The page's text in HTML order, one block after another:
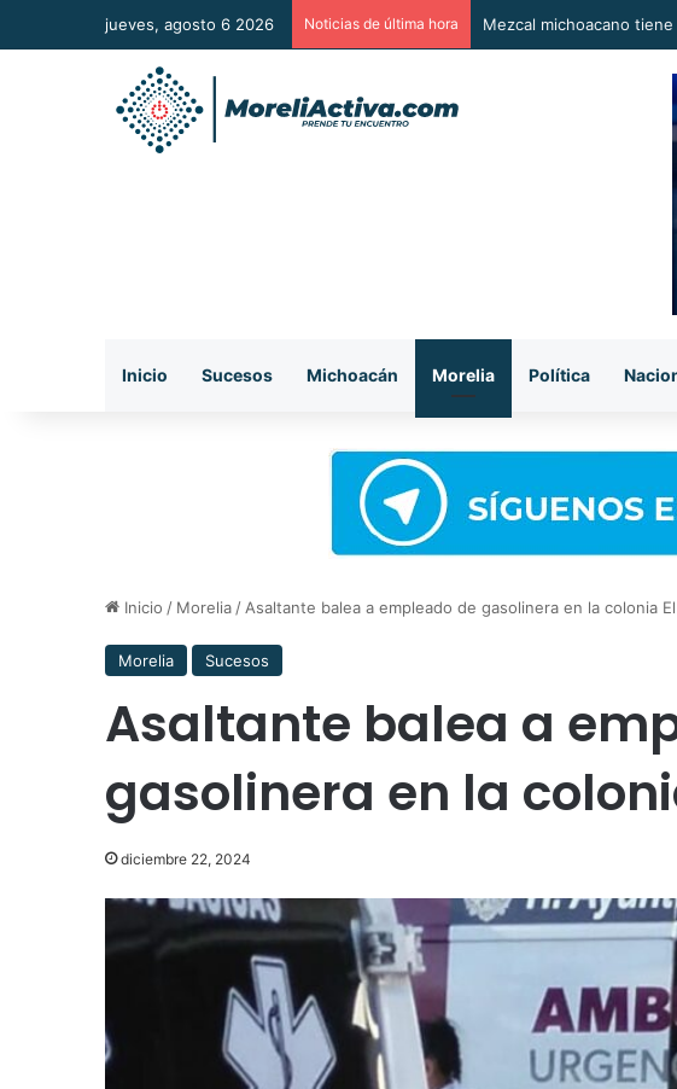
jueves, agosto 6 2026 Noticias de última hora Mezcal michoacano
Inicio Sucesos Michoacán Morelia Política
Inicio / Morelia / Asaltante balea a empleado de gasolinera en la colonia
Morelia Sucesos
Asaltante balea a
gasolinera en la
diciembre 22, 2024